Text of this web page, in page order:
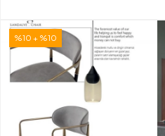
%10 + %10